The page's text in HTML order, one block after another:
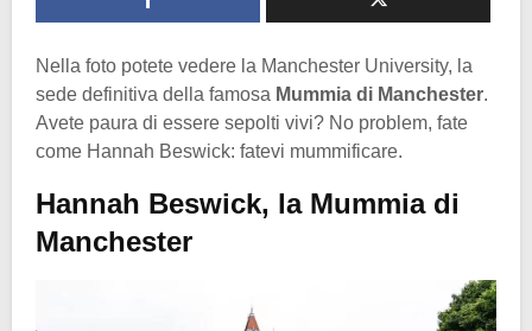
Nella foto potete vedere la Manchester University, la
sede definitiva della famosa Mummia di Manchester.
Avete paura di essere sepolti vivi? No problem, fate
come Hannah Beswick: fatevi mummificare.
Hannah Beswick, la Mummia di
Manchester